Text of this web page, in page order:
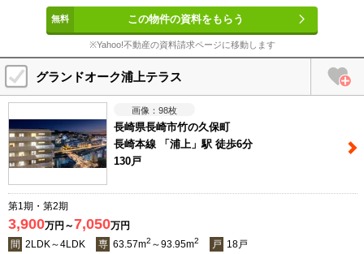
この物件の資料をもらう
※Yahoo!不動産の資料請求ページに移動します
グランドオーク浦上テラス
98枚
長崎県長崎市竹の久保町
長崎本線 「浦上」駅 徒歩6分
130戸
第1期・第2期
3,900万円～7,050万円
間 2LDK～4LDK 専 63.57m2 ～93.95m2 戸 18戸